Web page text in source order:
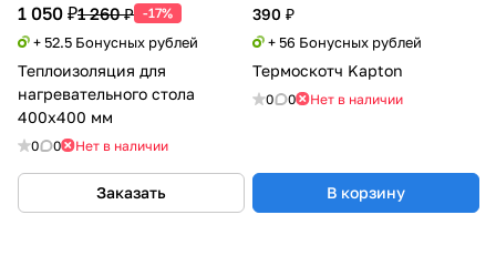
1 050 ₽1 260 ₽ -17%
+ 52.5 Бонусных рублей
Теплоизоляция для
нагревательного стола
400х400 мм
0 0 Нет в наличии
Заказать
390 ₽
+ 56 Бонусных рублей
Термоскотч Kapton
0 0 Нет в наличии
В корзину